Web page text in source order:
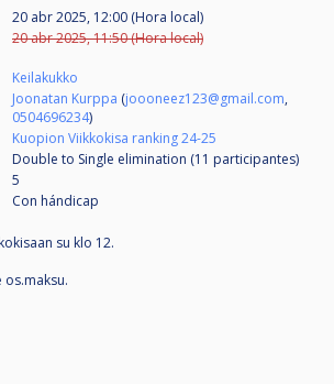
20 abr 2025, 12:00 (Hora local)
20 abr 2025, 11:50 (Hora local)
Keilakukko
Joonatan Kurppa (joooneez123@gmail.com,
0504696234)
Kuopion Viikkokisa ranking 24-25
Double to Single elimination (11 participantes)
5
Con hándicap
su klo 12.